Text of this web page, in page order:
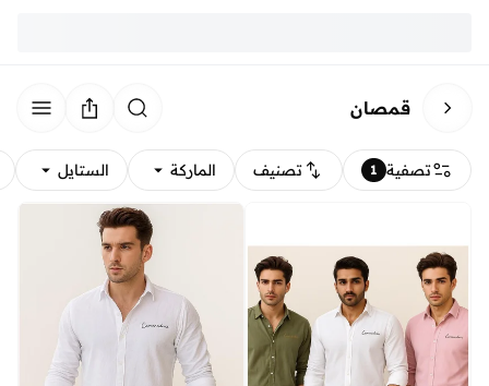
قمصان
تصفية 1 تصنيف الماركة الستايل